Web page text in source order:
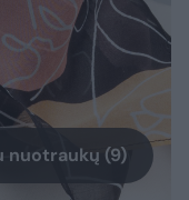
nuotraukų (9)